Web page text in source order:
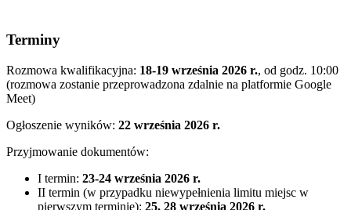
Terminy
Rozmowa kwalifikacyjna: 18-19 września 2026 r., od godz. 10:00
(rozmowa zostanie przeprowadzona zdalnie na platformie Google
Meet)
Ogłoszenie wyników: 22 września 2026 r.
Przyjmowanie dokumentów:
I termin: 23-24 września 2026 r.
II termin (w przypadku niewypełnienia limitu miejsc w
pierwszym terminie): 25, 28 września 2026 r.